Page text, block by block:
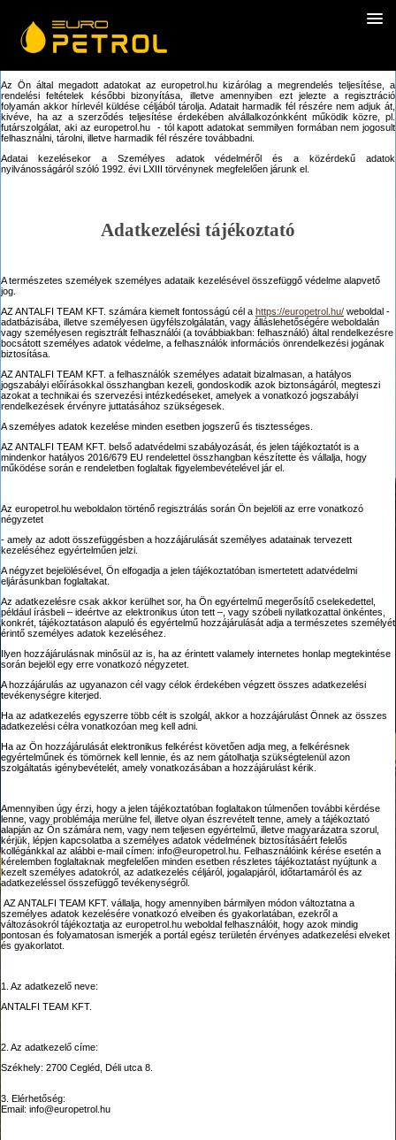
Az Ön által megadott adatokat az europetrol.hu kizárólag a megrendelés teljesítése, a
rendelési feltételek későbbi bizonyítása, illetve amennyiben ezt jelezte a regisztráció
folyamán akkor hírlevél küldése céljából tárolja. Adatait harmadik fél részére nem adjuk át,
kivéve, ha az a szerződés teljesítése érdekében alvállalkozónkként működik közre, pl.
futárszolgálat, aki az europetrol.hu - tól kapott adatokat semmilyen formában nem jogosult
felhasználni, tárolni, illetve harmadik fél részére továbbadni.
Adatai kezelésekor a Személyes adatok védelméről és a közérdekű adatok
nyilvánosságáról szóló 1992. évi LXIII törvénynek megfelelően járunk el.
Adatkezelési tájékoztató
A természetes személyek személyes adataik kezelésével összefüggő védelme alapvető
jog.
AZ ANTALFI TEAM KFT. számára kiemelt fontosságú cél a https://europetrol.hu/ weboldal -
adatbázisába, illetve személyesen ügyfélszolgálatán, vagy álláslehetőségére weboldalán
vagy személyesen regisztrált felhasználói (a továbbiakban: felhasználó) által rendelkezésre
bocsátott személyes adatok védelme, a felhasználók információs önrendelkezési jogának
biztosítása.
AZ ANTALFI TEAM KFT. a felhasználók személyes adatait bizalmasan, a hatályos
jogszabályi előírásokkal összhangban kezeli, gondoskodik azok biztonságáról, megteszi
azokat a technikai és szervezési intézkedéseket, amelyek a vonatkozó jogszabályi
rendelkezések érvényre juttatásához szükségesek.
A személyes adatok kezelése minden esetben jogszerű és tisztességes.
AZ ANTALFI TEAM KFT. belső adatvédelmi szabályozását, és jelen tájékoztatót is a
mindenkor hatályos 2016/679 EU rendelettel összhangban készítette és vállalja, hogy
működése során e rendeletben foglaltak figyelembevételével jár el.
Az europetrol.hu weboldalon történő regisztrálás során Ön bejelöli az erre vonatkozó
négyzetet
- amely az adott összefüggésben a hozzájárulását személyes adatainak tervezett
kezeléséhez egyértelműen jelzi.
A négyzet bejelölésével, Ön elfogadja a jelen tájékoztatóban ismertetett adatvédelmi
eljárásunkban foglaltakat.
Az adatkezelésre csak akkor kerülhet sor, ha Ön egyértelmű megerősítő cselekedettel,
például írásbeli – ideértve az elektronikus úton tett –, vagy szóbeli nyilatkozattal önkéntes,
konkrét, tájékoztatáson alapuló és egyértelmű hozzájárulását adja a természetes személyét
érintő személyes adatok kezeléséhez.
Ilyen hozzájárulásnak minősül az is, ha az érintett valamely internetes honlap megtekintése
során bejelöl egy erre vonatkozó négyzetet.
A hozzájárulás az ugyanazon cél vagy célok érdekében végzett összes adatkezelési
tevékenységre kiterjed.
Ha az adatkezelés egyszerre több célt is szolgál, akkor a hozzájárulást Önnek az összes
adatkezelési célra vonatkozóan meg kell adni.
Ha az Ön hozzájárulását elektronikus felkérést követően adja meg, a felkérésnek
egyértelműnek és tömörnek kell lennie, és az nem gátolhatja szükségtelenül azon
szolgáltatás igénybevételét, amely vonatkozásában a hozzájárulást kérik.
Amennyiben úgy érzi, hogy a jelen tájékoztatóban foglaltakon túlmenően további kérdése
lenne, vagy problémája merülne fel, illetve olyan észrevételt tenne, amely a tájékoztató
alapján az Ön számára nem, vagy nem teljesen egyértelmű, illetve magyarázatra szorul,
kérjük, lépjen kapcsolatba a személyes adatok védelmének biztosításáért felelős
kollégánkkal az alábbi e-mail címen: info@europetrol.hu. Felhasználóink kérése esetén a
kérelemben foglaltaknak megfelelően minden esetben részletes tájékoztatást nyújtunk a
kezelt személyes adatokról, az adatkezelés céljáról, jogalapjáról, időtartamáról és az
adatkezeléssel összefüggő tevékenységről.
AZ ANTALFI TEAM KFT. vállalja, hogy amennyiben bármilyen módon változtatna a
személyes adatok kezelésére vonatkozó elveiben és gyakorlatában, ezekről a
változásokról tájékoztatja az europetrol.hu weboldal felhasználóit, hogy azok mindig
pontosan és folyamatosan ismerjék a portál egész területén érvényes adatkezelési elveket
és gyakorlatot.
1. Az adatkezelő neve:
ANTALFI TEAM KFT.
2. Az adatkezelő címe:
Székhely: 2700 Cegléd, Déli utca 8.
3. Elérhetőség:
Email: info@europetrol.hu